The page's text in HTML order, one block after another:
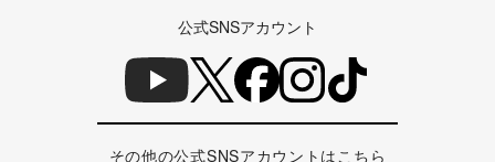
公式SNSアカウント
その他の公式SNSアカウントはこちら